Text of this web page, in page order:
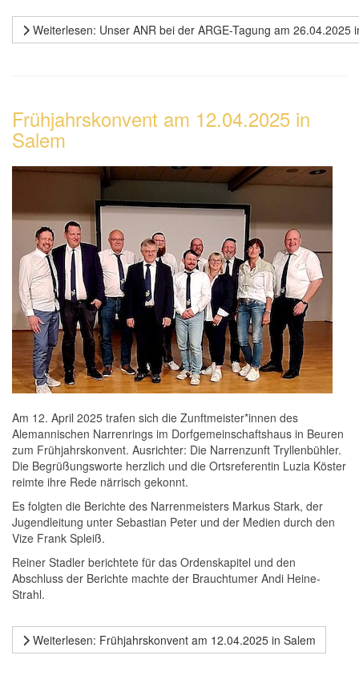
Weiterlesen: Unser ANR bei der ARGE-Tagung am 26.04.2025
Frühjahrskonvent am 12.04.2025 in
Salem
Am 12. April 2025 trafen sich die Zunftmeister*innen des
Alemannischen Narrenrings im Dorfgemeinschaftshaus in Beuren
zum Frühjahrskonvent. Ausrichter: Die Narrenzunft Tryllenbühler.
Die Begrüßungsworte herzlich und die Ortsreferentin Luzia Köster
reimte ihre Rede närrisch gekonnt.
Es folgten die Berichte des Narrenmeisters Markus Stark, der
Jugendleitung unter Sebastian Peter und der Medien durch den
Vize Frank Spleiß.
Reiner Stadler berichtete für das Ordenskapitel und den
Abschluss der Berichte machte der Brauchtumer Andi Heine-
Strahl.
Weiterlesen: Frühjahrskonvent am 12.04.2025 in Salem